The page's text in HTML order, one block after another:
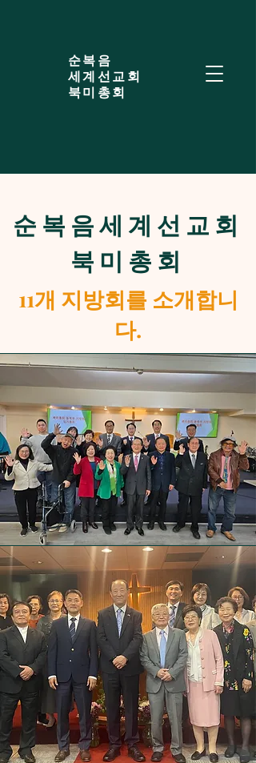
​순복음
세계선교회
북미총회
​순복음세계선교회
북미총회
11개 지방회를 소개합니
다.